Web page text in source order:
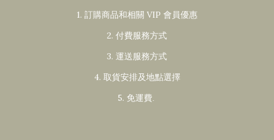
1. 訂購商品和相關 VIP 會員優惠
2. 付費服務方式
3. 運送服務方式
4. 取貨安排及地點選擇
5. 免運費.